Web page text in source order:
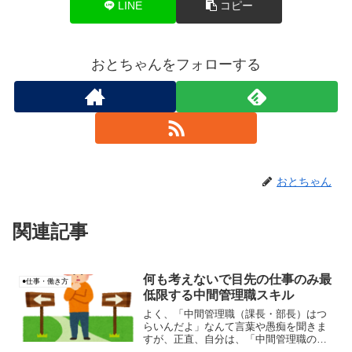
LINE コピー
おとちゃんをフォローする
おとちゃん
関連記事
●仕事・働き方
何も考えないで目先の仕事のみ最
低限する中間管理職スキル
よく、「中間管理職（課長・部長）はつ
らいんだよ」なんて言葉や愚痴を聞きま
すが、正直、自分は、「中間管理職の能